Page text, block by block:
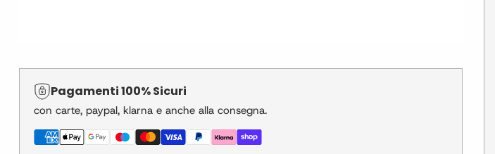
Pagamenti 100% Sicuri
con carte, paypal, klarna e anche alla consegna.